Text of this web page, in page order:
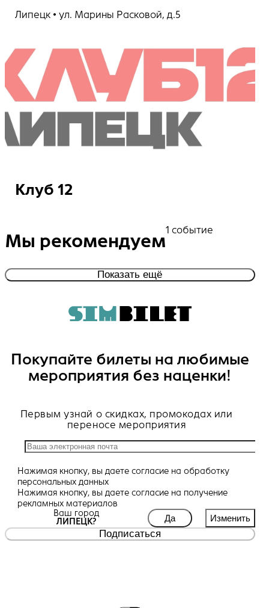
Липецк • ул. Марины Расковой, д.5
Клуб 12
Мы рекомендуем
1 событие
Показать ещё
Покупайте билеты на любимые
мероприятия без наценки!
Первым узнай о скидках, промокодах или
переносе мероприятия
Нажимая кнопку, вы даете согласие на обработку
персональных данных
Нажимая кнопку, вы даете согласие на получение
рекламных материалов
Ваш город
ЛИПЕЦК?
Да Изменить
Подписаться